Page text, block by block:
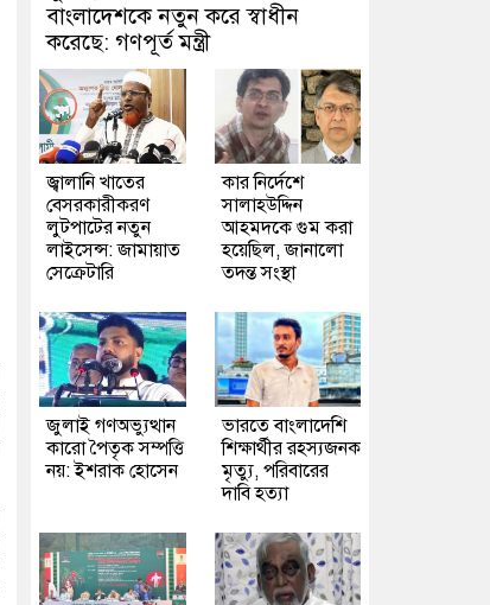
বাংলাদেশকে নতুন করে স্বাধীন
করেছে: গণপূর্ত মন্ত্রী
জ্বালানি খাতের
বেসরকারীকরণ
লুটপাটের নতুন
লাইসেন্স: জামায়াত
সেক্রেটারি
কার নির্দেশে
সালাহউদ্দিন
আহমদকে গুম করা
হয়েছিল, জানালো
তদন্ত সংস্থা
জুলাই গণঅভ্যুত্থান
কারো পৈতৃক সম্পত্তি
নয়: ইশরাক হোসেন
ভারতে বাংলাদেশি
শিক্ষার্থীর রহস্যজনক
মৃত্যু, পরিবারের
দাবি হত্যা